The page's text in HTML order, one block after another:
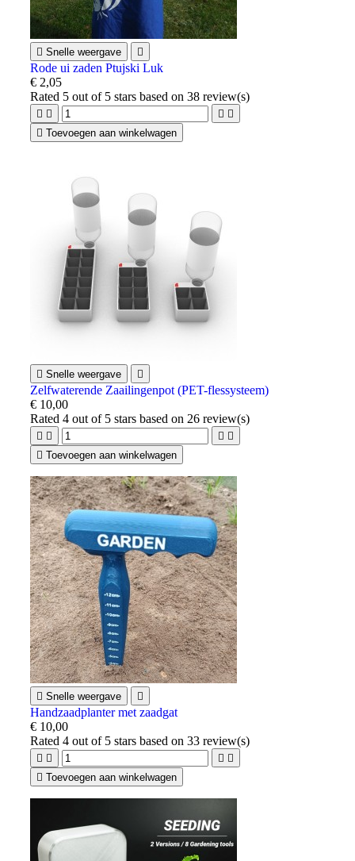
 Snelle weergave 
Rode ui zaden Ptujski Luk
€ 2,05
Rated 5 out of 5 stars based on38 review(s)
   
 Toevoegen aan winkelwagen
 Snelle weergave 
Zelfwaterende Zaailingenpot (PET-flessysteem)
€ 10,00
Rated4 out of 5 stars based on 26 review(s)
   
 Toevoegen aan winkelwagen
 Snelle weergave 
Handzaadplanter met zaadgat
€ 10,00
Rated4 out of 5 stars based on33 review(s)
   
 Toevoegen aan winkelwagen